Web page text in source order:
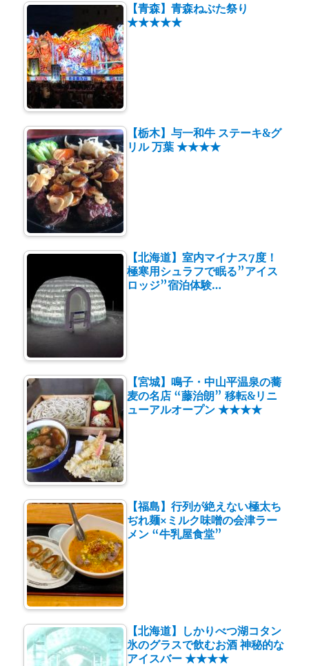
【青森】青森ねぶた祭り
★★★★★
【栃木】与一和牛 ステーキ&グ
リル 万葉 ★★★★
【北海道】室内マイナス7度！
極寒用シュラフで眠る”アイス
ロッジ”宿泊体験…
【宮城】鳴子・中山平温泉の蕎
麦の名店 “藤治朗” 移転&リニ
ューアルオープン ★★★★
【福島】行列が絶えない極太ち
ぢれ麺×ミルク味噌の会津ラー
メン “牛乳屋食堂”
【北海道】しかりべつ湖コタン
氷のグラスで飲むお酒 神秘的な
アイスバー ★★★★